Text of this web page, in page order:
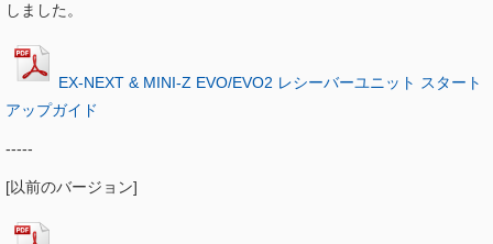
しました。
EX-NEXT & MINI-Z EVO/EVO2 レシーバーユニット スタート
アップガイド
-----
[以前のバージョン]